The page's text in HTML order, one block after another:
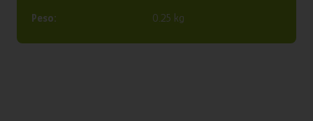
Peso: 0.25 kg